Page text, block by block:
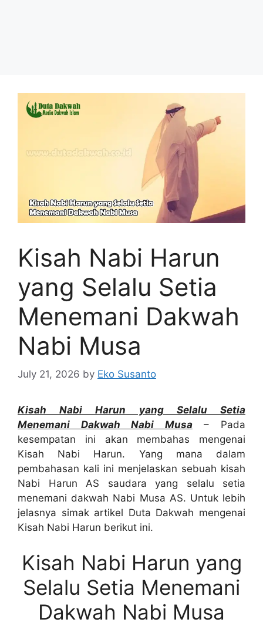
Kisah Nabi Harun
yang Selalu Setia
Menemani Dakwah
Nabi Musa
July 21, 2026 by Eko Susanto
Kisah Nabi Harun yang Selalu Setia
Menemani Dakwah Nabi Musa– Pada
kesempatan ini akan membahas mengenai
Kisah Nabi Harun. Yang mana dalam
pembahasan kali ini menjelaskan sebuah kisah
Nabi Harun AS saudara yang selalu setia
menemani dakwah Nabi Musa AS. Untuk lebih
jelasnya simak artikel Duta Dakwah mengenai
Kisah Nabi Harun berikut ini.
Kisah Nabi Harun yang
Selalu Setia Menemani
Dakwah Nabi Musa